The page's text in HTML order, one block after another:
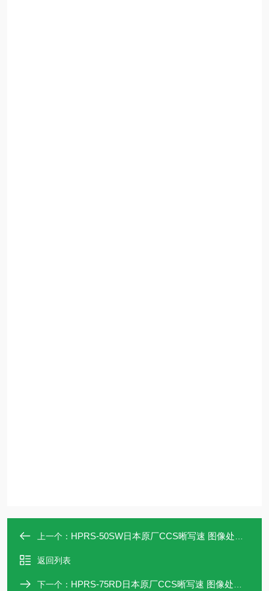
上一个： HPRS-50SW日本原厂CCS晰写速 图像处理光源
返回列表
下一个： HPRS-75RD日本原厂CCS晰写速 图像处理光源